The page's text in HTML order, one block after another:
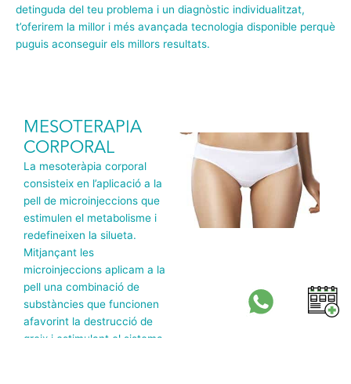
detinguda del teu problema i un diagnòstic individualitzat,
t’oferirem la millor i més avançada tecnologia disponible perquè
puguis aconseguir els millors resultats.
MESOTERAPIA
CORPORAL
La mesoteràpia corporal
consisteix en l’aplicació a la
pell de microinjeccions que
estimulen el metabolisme i
redefineixen la silueta.
Mitjançant les
microinjeccions aplicam a la
pell una combinació de
substàncies que funcionen
afavorint la destrucció de
greix i estimulant el sistema